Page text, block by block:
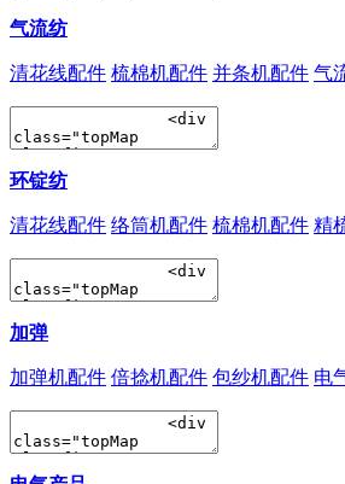
气流纺
清花线配件 梳棉机配件 并条机配件 气
环锭纺
清花线配件 络筒机配件 梳棉机配件 精
加弹
加弹机配件 倍捻机配件 包纱机配件 电